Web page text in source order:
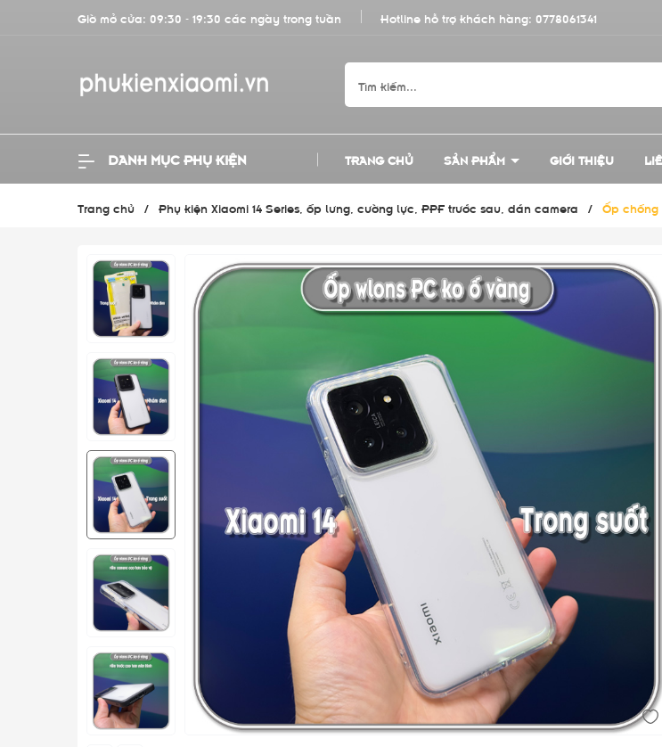
Giờ mở cửa: 09:30 - 19:30 các ngày trong tuần Hotline hỗ trợ khách hàng: 0778061341
DANH MỤC PHỤ KIỆN TRANG CHỦ SẢN PHẨM GIỚI THIỆU
Trang chủ / Phụ kiện Xiaomi 14 Series, ốp lưng, cường lực, PPF trước sau, dán camera / Ốp chống